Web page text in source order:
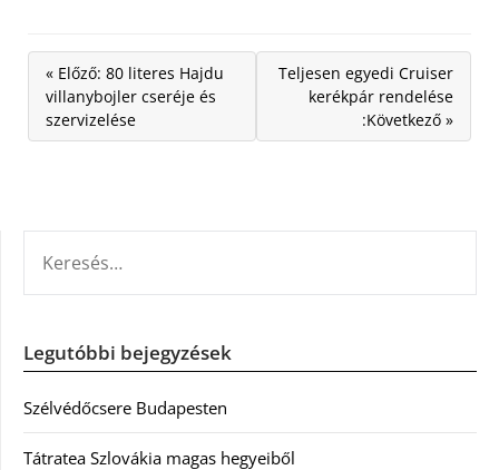
« Előző: 80 literes Hajdu
villanybojler cseréje és
szervizelése
Teljesen egyedi Cruiser
kerékpár rendelése
:Következő »
Legutóbbi bejegyzések
Szélvédőcsere Budapesten
Tátratea Szlovákia magas hegyeiből